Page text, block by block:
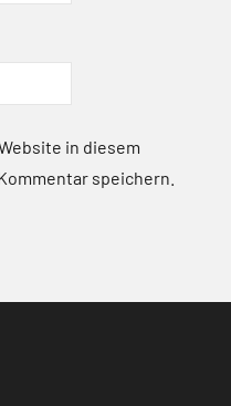
in diesem
speichern.